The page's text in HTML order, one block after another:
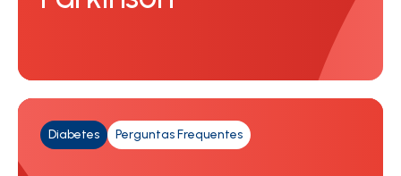
Diabetes Perguntas Frequentes